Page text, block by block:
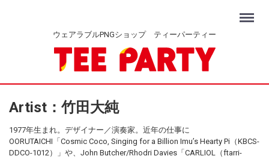
ウェアラブルPNGショップ ティーパーティー
Menu
Artist：竹田大純
1977年生まれ。デザイナー／演奏家。近年の仕事に
OORUTAICHI「Cosmic Coco, Singing for a Billion Imu’s Hearty Pi（KBCS-
DDCO-1012）」や、John Butcher/Rhodri Davies「CARLIOL（ftarri-